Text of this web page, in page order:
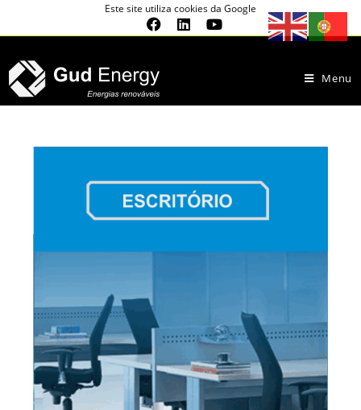
Este site utiliza cookies da Google
Menu